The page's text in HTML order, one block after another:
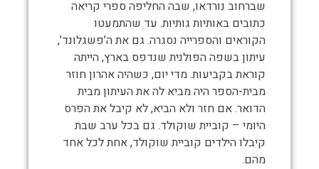
שברחוב נורדאו, שבה החליפה ספרי קריאה
כתובים באותיות גותיות. עד שהתמעטו
הקוראים והספרייה נסגרה. גם את ה’פשגלונד’,
עיתון בשפה הפולנית שנדפס בארץ, הייתה
קוראת בקביעות. מדי יום, כשהיה אהרון חוזר
מבית-הספר היה מביא לה את העיתון מבית
הדואר. אם חזר ולא הביא, לא קיבל את הפרס
היומי – קוביית שוקולד. גם בכל ערב שבת
קיבלו הילדים קוביית שוקולד, אחת לכל אחד
מהם.